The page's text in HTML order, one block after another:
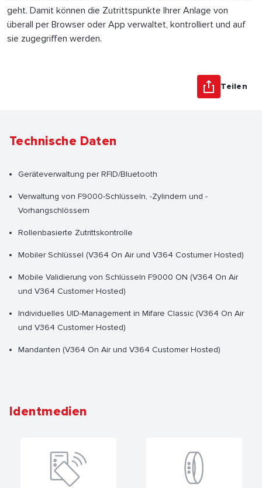
geht. Damit können die Zutrittspunkte Ihrer Anlage von
überall per Browser oder App verwaltet, kontrolliert und auf
sie zugegriffen werden.
Teilen
Technische Daten
Geräteverwaltung per RFID/Bluetooth
Verwaltung von F9000-Schlüsseln, -Zylindern und -
Vorhangschlössern
Rollenbasierte Zutrittskontrolle
Mobiler Schlüssel (V364 On Air und V364 Costumer Hosted)
Mobile Validierung von Schlüsseln F9000 ON (V364 On Air
und V364 Customer Hosted)
Individuelles UID-Management in Mifare Classic (V364 On Air
und V364 Customer Hosted)
Mandanten (V364 On Air und V364 Customer Hosted)
Identmedien